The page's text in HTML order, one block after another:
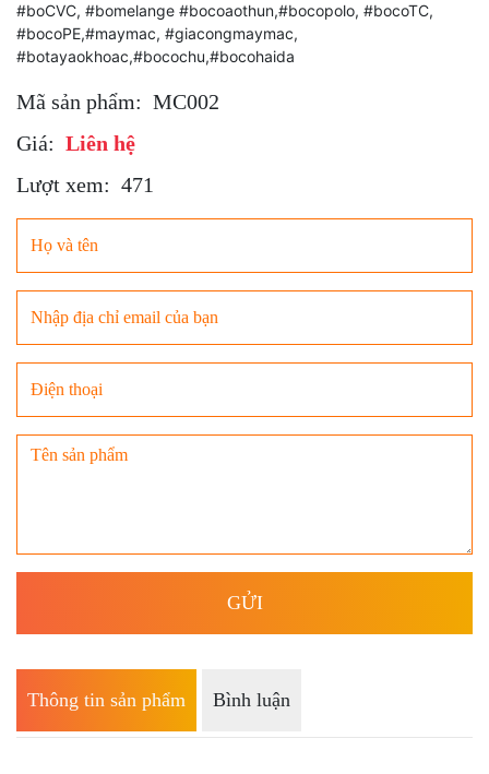
#boCVC, #bomelange #bocoaothun,#bocopolo, #bocoTC,
#bocoPE,#maymac, #giacongmaymac,
#botayaokhoac,#bocochu,#bocohaida
Mã sản phẩm: MC002
Giá: Liên hệ
Lượt xem: 471
Thông tin sản phẩm Bình luận